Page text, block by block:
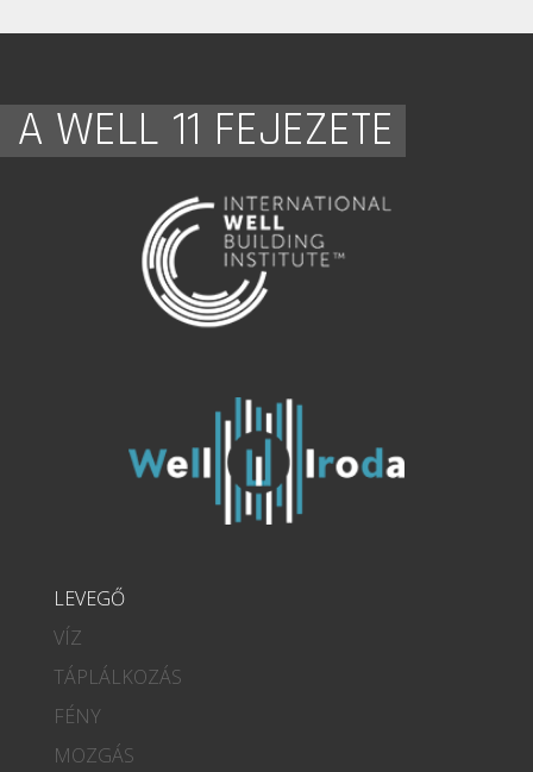
A WELL 11 FEJEZETE
LEVEGŐ
VÍZ
TÁPLÁLKOZÁS
FÉNY
MOZGÁS